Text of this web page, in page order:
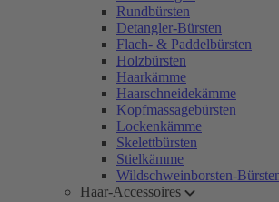
Rundbürsten
Detangler-Bürsten
Flach- & Paddelbürsten
Holzbürsten
Haarkämme
Haarschneidekämme
Kopfmassagebürsten
Lockenkämme
Skelettbürsten
Stielkämme
Wildschweinborsten-
Haar-Accessoires